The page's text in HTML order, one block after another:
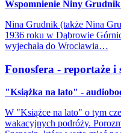
Wspomnienie Niny
Nina Grudnik (także Nina
1936 roku w Dąbrowie
wyjechała do Wrocławia…
Fonosfera - reportaże i
"Książka na lato" -
W "Książce na lato" o tym
wakacyjnych podróży.